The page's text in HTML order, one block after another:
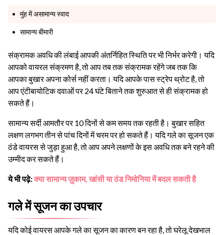
मुंह में असामान्य स्वाद
सामान्य बीमारी
संक्रामक अवधि की लंबाई आपकी अंतर्निहित स्थिति पर भी निर्भर करेगी। यदि
आपको वायरल संक्रमण है, तो आप तब तक संक्रामक रहेंगे जब तक कि
आपका बुखार अपना कोर्स नहीं करता। यदि आपके पास स्ट्रेप थ्रोट है, तो
आप एंटीबायोटिक दवाओं पर 24 घंटे बिताने तक शुरुआत से ही संक्रामक हो
सकते हैं।
सामान्य सर्दी आमतौर पर 10 दिनों से कम समय तक रहती है। बुखार सहित
लक्षण लगभग तीन से पांच दिनों में चरम पर हो सकते हैं। यदि गले का सूजन एक
ठंडे वायरस से जुड़ा हुआ है, तो आप अपने लक्षणों के इस अवधि तक बने रहने की
उम्मीद कर सकते हैं।
ये भी पढ़े:क्या सामान्य ज़ुकाम, खांसी या ठंड निमोनिया में बदल सकती है
गले में सूजन का उपचार
यदि कोई वायरस आपके गले का सूजन का कारण बन रहा है, तो घरेलू देखभाल